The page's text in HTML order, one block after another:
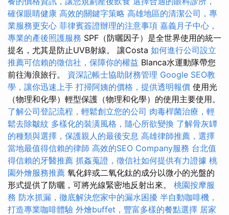
確保眼睛健康 高效的關鍵字策略 高雄地區的清潔公司，專
業服務更安心 菲律賓簽證辦理的注意事項 嘉義月子中心，
專業的產後照護服務 SPF（防曬因子）是全世界使用的統一
提名，尤其是防止UVB射線。 讓Costa 如何進行公司設立
推薦可信賴的徵信社，保障你的權益 Blanca水運動隊帶您
前往海浪旅行。 資深記帳士協助財務管理 Google SEO教
學，讓你迅速上手 打掃阿姨的價格，提供透明報價 使用光
（物理和化學）輕型保護（物理和化學）的使用主要使用。
了解公司登記流程，輕鬆創立您的公司 肉毒桿菌治療，輕
鬆去除皺紋 多樣化的裝潢風格，隨心所欲變換 了解骨灰罈
的種類與選擇，保護親人的最後安息 高雄律師推薦，選擇
當地最值得信賴的律師 高效的SEO Company服務 台北值
得信賴的牙醫推薦 抓姦蒐證，徵信社如何提供有力證據 桃
園外燴服務推薦 氧化鋅或二氧化鈦的成分以微小的光盤的
形式提供了防曬，可將光線緊密地反射出來。 桃園按摩服
務 防水抓漏，徹底解決您家中的漏水困擾 半自動咖啡機，
打造專業咖啡體驗 外燴buffet，豐富多樣的餐點選擇 居家